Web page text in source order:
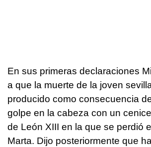
En sus primeras declaraciones
a que la muerte de la joven
producido como consecuencia
golpe en la cabeza con un
de León XIII en la que se perdió
Marta. Dijo posteriormente que